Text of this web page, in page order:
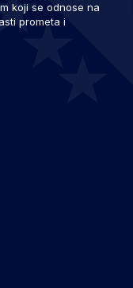
koji se odnose na
prometa i